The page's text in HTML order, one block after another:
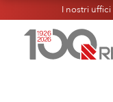
I nostri uffici